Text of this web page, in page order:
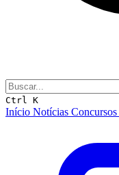
Ctrl K
Início Notícias Concursos